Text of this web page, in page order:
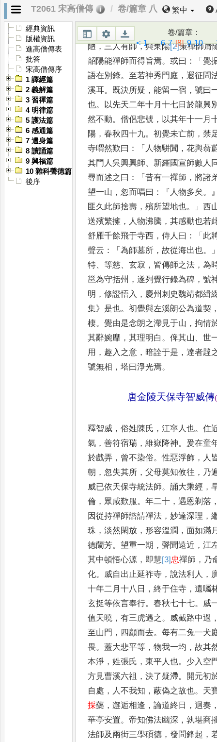
T2061 宋高僧傳 卷/篇章 八 繁中
經典資訊
版權資訊
進高僧傳表
批答
宋高僧傳序
1 譯經篇
2 義解篇
3 習禪篇
4 明律篇
5 護法篇
6 感通篇
7 遺身篇
8 讀誦篇
9 興福篇
10 雜科聲德篇
後序
卷/篇章：
< 1...6 7 [8] 9 10...
雲 晨昏交集 。 粵若功德
， 間也
豈伊莊子大布
自有阿難甘露
陋，三人有師，與東陽[2]策禪師肩
韶陽能禪師而得旨焉。或曰 ：「覺
語在別錄。至若神秀門庭 ，遐征問
溪耳。 既決所疑 ，能留一宿 ，號曰
也。 以先天二年十月十七日於龍興
然不動。僧侶悲號 ， 以其年十一月
陽 ，春秋四十九。初覺未亡前 ，禁
寺喟然歎曰 ：「 人物駢闐 ，花輿蓊
其門人吳興興師、 新羅國宣師數人
尋而述之曰 ：「昔有一禪師 ， 將諸
望一山 ， 忽而唱曰 ：『 人物多矣。
匪久此師捨壽 ，殯所望地也。」西
送殯繁擁 ， 人物沸騰 ，其感動也若
舒雁千餘飛于寺西 ，侍人曰 ：「 此
聲云 ：「為師墓所 ，故從海出也。
特、等慈、玄寂 ， 皆傳師之法 ，為
邕為守括州 ，遂列覺行錄為碑 ，號
明 ，修證悟入 ， 慶州刺史魏靖都緝
集》 是也。初覺與左溪朗公為道契
棲。覺由是念朗之滯見于山 ，拘情
其辭婉靡 ，其理明白 。俾其山 、世
用 ， 趣入之意 ， 暗詮于是 ，達者韙
號無相 ，塔曰淨光焉。
唐金陵天保寺智威傳(
釋智威 ，俗姓陳氏 ，江寧人也。住
氣 ，善符宿瑞 ，維嶽降神。 爰在童
於戲弄 ， 曾不染俗。性惡浮飾 ， 人
朝 ，忽失其所 ，父母莫知攸往 ， 乃
威已依天保寺統法師。誦大乘經 ，
倫 ， 眾咸歎服。年二十 ，遇恩剃落
因從持禪師諮請禪法 ，妙達深理 ，
珠 ，淡然閑放 ， 形容溫潤 ，面如滿
德蘭芳。望重一期 ，聲聞遠近 ，江
其中頓悟心源 ， 即慧[3]忠禪師 ， 乃
化。 威自出止延祚寺 ，說法利人 ，
十年二月十八日 ，終于住寺 ，遺囑
玄挺等依言奉行。春秋七十七。 威
值天曉 ，有三虎遇之。 威截路中過
至山門 ， 四顧而去。每有二兔一犬
畏。蓋大悲平等 ，物我一均 ，故其
本淨 ，姓張氏 ，東平人也。 少入空
方見曹溪六祖 ，決了疑滯。
開元初
自處 ， 人不我知 ，蔽偽之故也。 天
採藥 ，邂逅相逢 ，論道終 日 ，迴奏
華亭安置。帝知佛法幽深 ，孰堪商
法師及兩街三學碩德 ，發問鋒起 ，